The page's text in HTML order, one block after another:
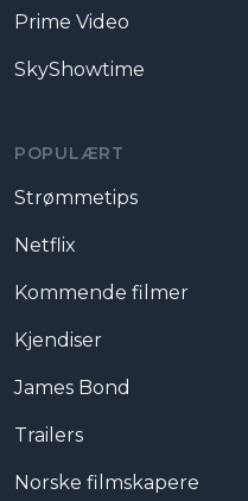
Prime Video
SkyShowtime
POPULÆRT
Strømmetips
Netflix
Kommende filmer
Kjendiser
James Bond
Trailers
Norske filmskapere